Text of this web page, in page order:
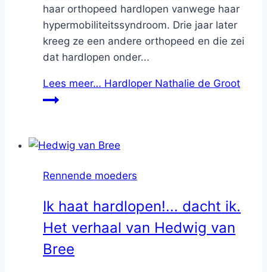
haar orthopeed hardlopen vanwege haar
hypermobiliteitssyndroom. Drie jaar later
kreeg ze een andere orthopeed en die zei
dat hardlopen onder...
Lees meer… Hardloper Nathalie de Groot
Rennende moeders
Ik haat hardlopen!... dacht ik.
Het verhaal van Hedwig van
Bree